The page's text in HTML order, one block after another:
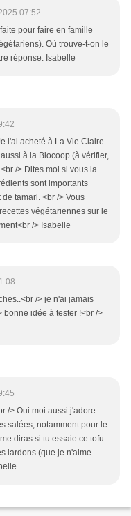
07:52
pour faire en famille
Où trouve-t-on le
réponse. Isabelle
l'ai acheté à La Vie Claire
à la Biocoop (à vérifier,
/> Dites moi si vous la
sont importants
tamari. <br /> Vous
végétariennes sur le
/> Isabelle
/> je n'ai jamais
bonne idée à tester !<br />
/> Oui moi aussi j'adore
salées, notamment pour le
diras si tu essaie ce tofu
lardons (que je n'aime